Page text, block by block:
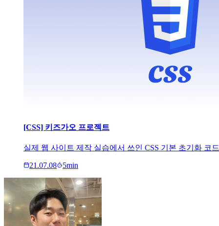
[CSS] 키즈가오 프로젝트
실제 웹 사이트 제작 실습에서 쓰인 CSS 기본 초기화 코
21.07.08 5min